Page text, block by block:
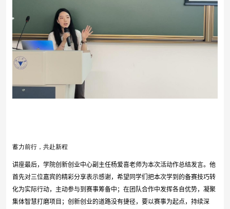
蓄力前行，共赴新程
讲座最后，学院创新创业中心副主任杨爱喜老师为本次活动作总结发言。他
首先对三位嘉宾的精彩分享表示感谢，希望同学们把本次学到的备赛技巧转
化为实际行动，主动参与到赛事筹备中；在团队合作中发挥各自优势，凝聚
集体智慧打磨项目；创新创业的道路没有捷径，要以赛事为起点，持续深